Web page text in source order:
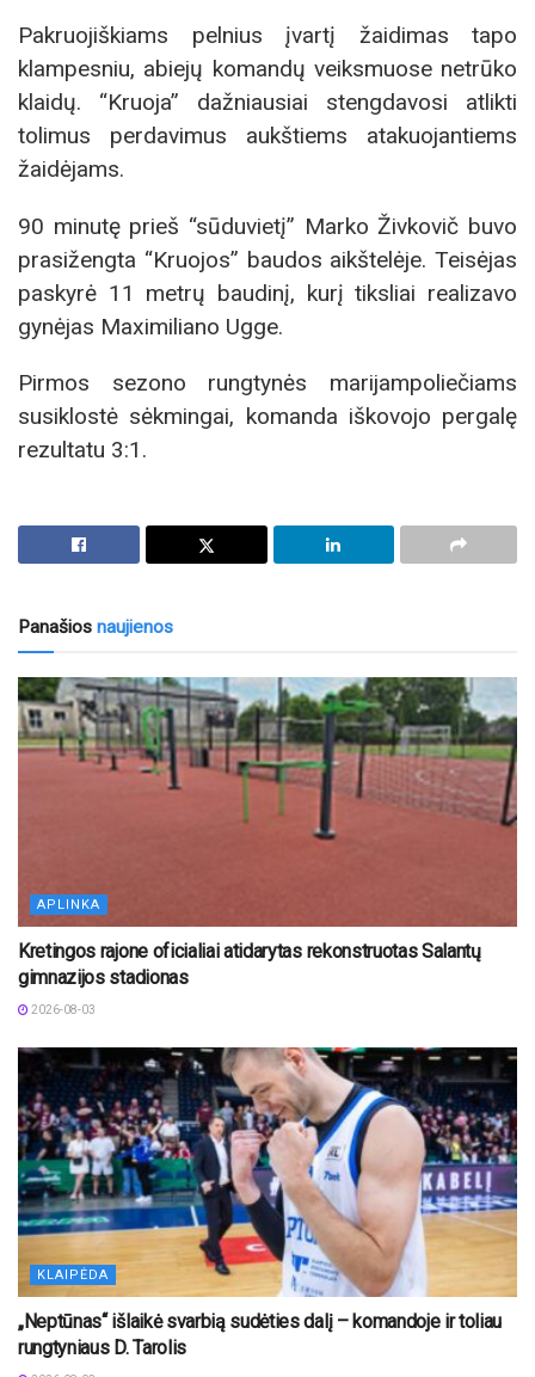
Pakruojiškiams pelnius įvartį žaidimas tapo
klampesniu, abiejų komandų veiksmuose netrūko
klaidų. “Kruoja” dažniausiai stengdavosi atlikti
tolimus perdavimus aukštiems atakuojantiems
žaidėjams.
90 minutę prieš “sūduvietį” Marko Živkovič buvo
prasižengta “Kruojos” baudos aikštelėje. Teisėjas
paskyrė 11 metrų baudinį, kurį tiksliai realizavo
gynėjas Maximiliano Ugge.
Pirmos sezono rungtynės marijampoliečiams
susiklostė sėkmingai, komanda iškovojo pergalę
rezultatu 3:1.
Panašios naujienos
APLINKA
Kretingos rajone oficialiai atidarytas rekonstruotas Salantų
gimnazijos stadionas
2026-08-03
KLAIPĖDA
„Neptūnas“ išlaikė svarbią sudėties dalį – komandoje ir toliau
rungtyniaus D. Tarolis